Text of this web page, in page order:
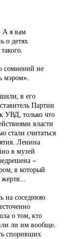
А я вам
о детях
сомнений не
мэром».
в его
Партии
УВД, только что
власти
стали считаться
Ленина
в музей
–
в который
на соседнюю
о том, кто
ли им вообще.
споривших